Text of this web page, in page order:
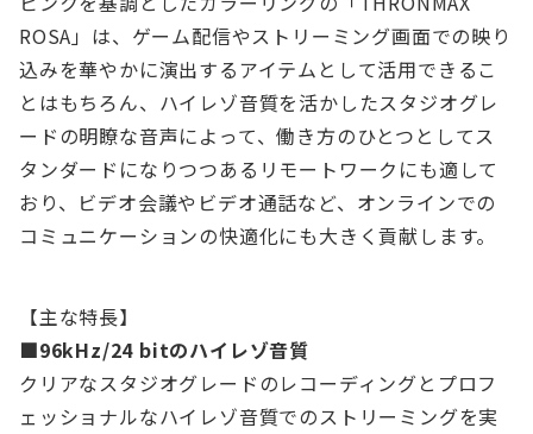
ROSA」は、ゲーム配信やストリーミング画面での映り
込みを華やかに演出するアイテムとして活用できるこ
とはもちろん、ハイレゾ音質を活かしたスタジオグレ
ードの明瞭な音声によって、働き方のひとつとしてス
タンダードになりつつあるリモートワークにも適して
おり、ビデオ会議やビデオ通話など、オンラインでの
コミュニケーションの快適化にも大きく貢献します。
【主な特長】
■96kHz/24 bitのハイレゾ音質
クリアなスタジオグレードのレコーディングとプロフ
ェッショナルなハイレゾ音質でのストリーミングを実